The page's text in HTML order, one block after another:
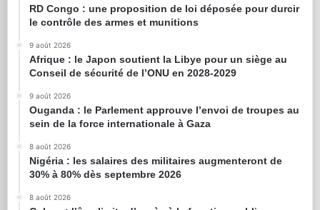
RD Congo : une proposition de loi déposée pour durcir
le contrôle des armes et munitions
9 août 2026
Afrique : le Japon soutient la Libye pour un siège au
Conseil de sécurité de l’ONU en 2028-2029
9 août 2026
Ouganda : le Parlement approuve l’envoi de troupes au
sein de la force internationale à Gaza
8 août 2026
Nigéria : les salaires des militaires augmenteront de
30% à 80% dès septembre 2026
8 août 2026